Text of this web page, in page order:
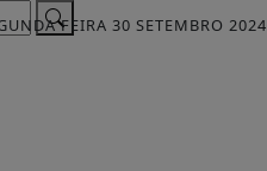
FEIRA 30 SETEMBRO 2024